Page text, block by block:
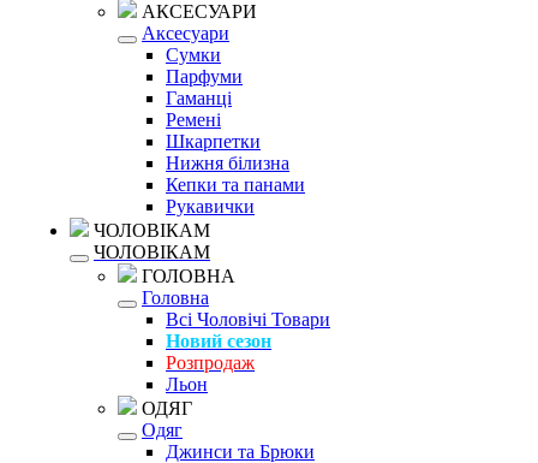
АКСЕСУАРИ
Аксесуари
Сумки
Парфуми
Гаманці
Ремені
Шкарпетки
Нижня білизна
Кепки та панами
Рукавички
ЧОЛОВІКАМ
ЧОЛОВІКАМ
ГОЛОВНА
Головна
Всі Чоловічі Товари
Новий сезон
Розпродаж
Льон
ОДЯГ
Одяг
Джинси та Брюки